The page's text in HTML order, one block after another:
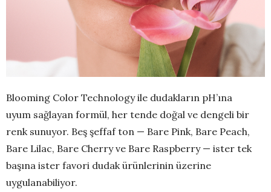
Blooming Color Technology ile dudakların pH’ına
uyum sağlayan formül, her tende doğal ve dengeli bir
renk sunuyor. Beş şeffaf ton — Bare Pink, Bare Peach,
Bare Lilac, Bare Cherry ve Bare Raspberry — ister tek
başına ister favori dudak ürünlerinin üzerine
uygulanabiliyor.